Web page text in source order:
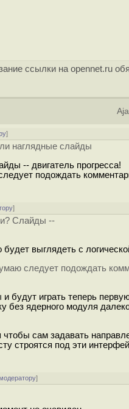
ссылки на opennet.ru
]
наглядные слайды
-- двигатель прогресса!
подождать
]
Слайды --
выглядеть с
следует подождать
играть теперь
ядерного модуля
сам задавать
строятся под эти
]